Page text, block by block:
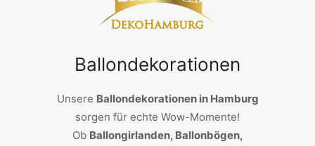
Ballondekorationen
Unsere Ballondekorationen in Hamburg
sorgen für echte Wow-Momente!
Ob Ballongirlanden, Ballonbögen,